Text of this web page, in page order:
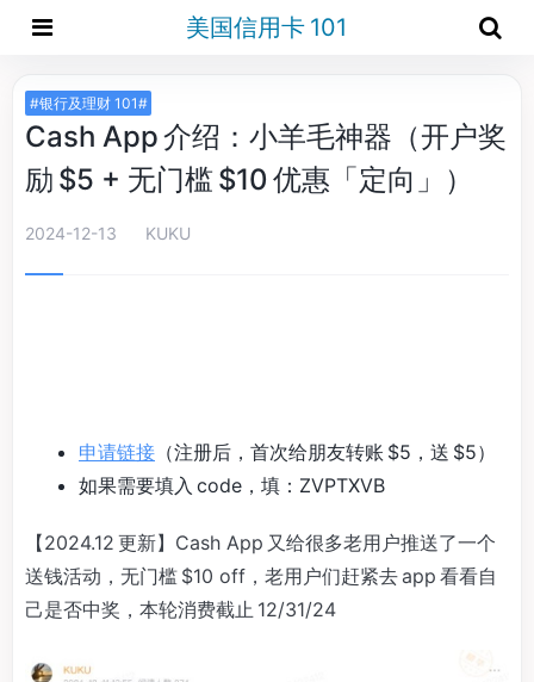
美国信用卡 101
#银行及理财 101#
Cash App 介绍：小羊毛神器（开户奖
励 $5 + 无门槛 $10 优惠「定向」）
2024-12-13 KUKU
申请链接 （注册后，首次给朋友转账 $5，送 $5）
如果需要填入 code，填：ZVPTXVB
【2024.12 更新】Cash App 又给很多老用户推送了一个
送钱活动，无门槛 $10 off，老用户们赶紧去 app 看看自
己是否中奖，本轮消费截止 12/31/24